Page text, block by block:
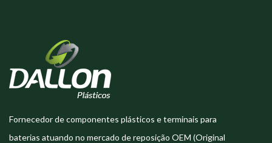
Fornecedor de componentes plásticos e terminais para
baterias atuando no mercado de reposição OEM (Original